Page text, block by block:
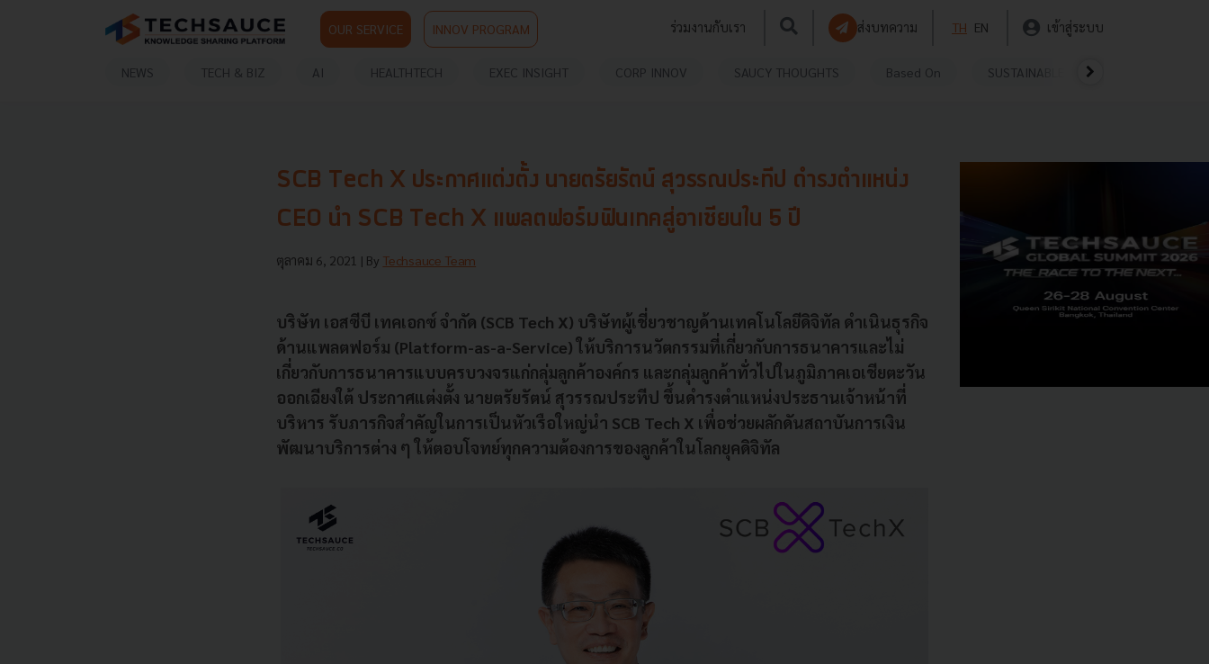
OUR SERVICE INNOV PROGRAM ร่วมงานกับเรา ส่งบทความ TH EN เข้าสู่ระบบ
NEWS TECH & BIZ AI HEALTHTECH EXEC INSIGHT CORP INNOV SAUCY THOUGHTS Based On SUSTAINABLE
SCB Tech X ประกาศแต่งตั้ง นายตรัยรัตน์ สุวรรณประทีป ดำรงตำแหน่ง
CEO นำ SCB Tech X แพลตฟอร์มฟินเทคสู่อาเซียนใน 5 ปี
ตุลาคม 6, 2021 | By Techsauce Team
บริษัท เอสซีบี เทคเอกซ์ จำกัด (SCB Tech X) บริษัทผู้เชี่ยวชาญด้านเทคโนโลยีดิจิทัล ดำเนินธุรกิจ
ด้านแพลตฟอร์ม (Platform-as-a-Service) ให้บริการนวัตกรรมที่เกี่ยวกับการธนาคารและไม่
เกี่ยวกับการธนาคารแบบครบวงจรแก่กลุ่มลูกค้าองค์กร และกลุ่มลูกค้าทั่วไปในภูมิภาคเอเชียตะวัน
ออกเฉียงใต้ ประกาศแต่งตั้ง นายตรัยรัตน์ สุวรรณประทีป ขึ้นดำรงตำแหน่งประธานเจ้าหน้าที่
บริหาร รับภารกิจสำคัญในการเป็นหัวเรือใหญ่นำ SCB Tech X เพื่อช่วยผลักดันสถาบันการเงิน
พัฒนาบริการต่าง ๆ ให้ตอบโจทย์ทุกความต้องการของลูกค้าในโลกยุคดิจิทัล